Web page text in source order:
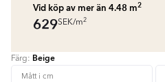
Vid köp av mer än 4.48 m2
629SEK/m2
Färg: Beige
Mått i cm